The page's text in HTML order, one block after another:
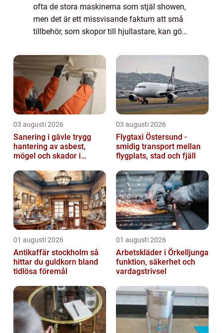
ofta de stora maskinerna som stjäl showen,
men det är ett missvisande faktum att små
tillbehör, som skopor till hjullastare, kan göra
03 augusti 2026
Sanering i gävle trygg
hantering av asbest,
mögel och skador i
03 augusti 2026
Flygtaxi Östersund -
smidig transport mellan
flygplats, stad och fjäll
01 augusti 2026
Antikaffär stockholm så
hittar du guldkorn bland
tidlösa föremål
01 augusti 2026
Arbetskläder i Örkelljunga
funktion, säkerhet och
vardagstrivsel